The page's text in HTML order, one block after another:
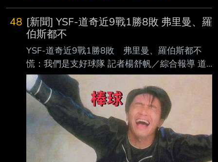
頂級王牌。 加盟後首戰，他在瑞格利球場面對
小熊主投6局，被敲4安
左投小林將大9日在夏季甲子園首戰先發，投到7
局途中失3分，幫助球隊以6比3擊敗中京， 睽違
2年闖過首輪。特別的是，他早已決定「棒球打
到高中」，未來夢想也不是職棒，而是 成為一
名公務員。 據日媒《高校野球.com》報導，小
林將大並非靠球速壓制打者，而是利用較為緩
慢、出手點 不易掌握的投球動作破壞打者節
奏。他坦言，「球速確實是一種
48 [新聞] YSF-道奇近9戰1勝8敗 弗里曼、羅
伯斯都不
YSF-道奇近9戰1勝8敗 弗里曼、羅伯斯都不
慌：我們是支好球隊 記者楊舒帆／綜合報導 道
奇10日（台灣時間）以2比4不敵響尾蛇，近期
陷入低潮，近9戰僅拿下1勝8敗，還吞下 連續3
個系列賽敗仗。不過靠著先前累積的領先優勢，
道奇目前在國聯西區仍領先第2名響 尾蛇7.5
場，陣中主砲弗里曼（Freddie Freeman）與總
教練羅伯斯（Dave Roberts）都強 調，球隊並
沒有因此陷入恐慌。 弗里曼此役4打數無安打，